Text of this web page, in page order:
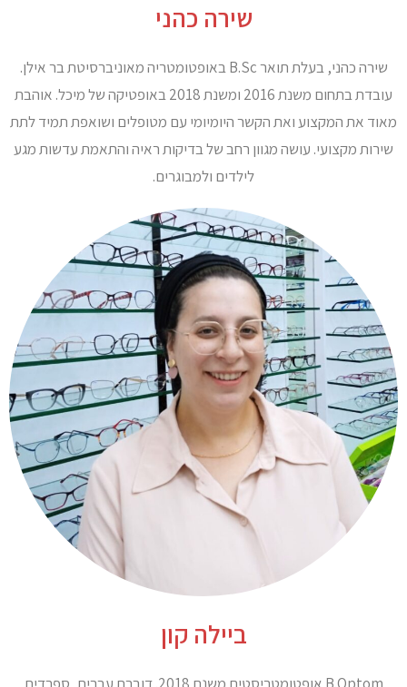
שירה כהני
שירה כהני, בעלת תואר B.Sc באופטומטריה מאוניברסיטת בר אילן.
עובדת בתחום משנת 2016 ומשנת 2018 באופטיקה של מיכל. אוהבת
מאוד את המקצוע ואת הקשר היומיומי עם מטופלים ושואפת תמיד לתת
שירות מקצועי. עושה מגוון רחב של בדיקות ראיה והתאמת עדשות מגע
לילדים ולמבוגרים.
ביילה קון